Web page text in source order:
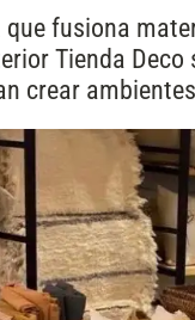
que fusiona
Tienda
crear